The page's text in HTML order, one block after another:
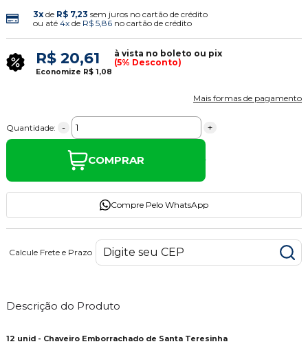
3xde R$ 7,23 sem juros no cartão de crédito
ou até 4xde R$ 5,86no cartão de crédito
R$ 20,61
à vista no boleto ou pix
(5% Desconto)
Economize R$ 1,08
Mais formas de pagamento
Quantidade: - +
COMPRAR
Compre Pelo WhatsApp
Calcule Frete e Prazo
Descrição do Produto
12 unid - Chaveiro Emborrachado de Santa Teresinha